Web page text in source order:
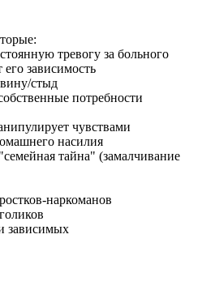
тревогу за больного
зависимость
стыд
потребности
чувствами
насилия
тайна" (замалчивание
наркоманов
зависимых